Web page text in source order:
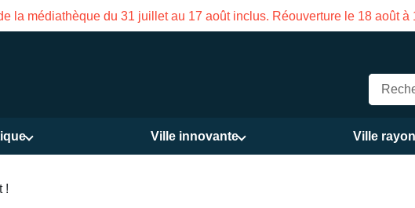
la médiathèque du 31 juillet au 17 août inclus. Réouverture le 18 août à
Ville innovante Ville
!